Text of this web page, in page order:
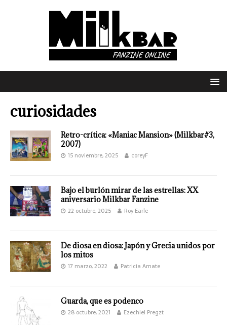
curiosidades
Retro-crítica: «Maniac Mansion» (Milkbar#3,
2007)
15 noviembre, 2025 coreyF
Bajo el burlón mirar de las estrellas: XX
aniversario Milkbar Fanzine
22 octubre, 2025 Roy Earle
De diosa en diosa: Japón y Grecia unidos por
los mitos
17 marzo, 2022 Patricia Amate
Guarda, que es podenco
28 octubre, 2021 Ezechiel Pregzt